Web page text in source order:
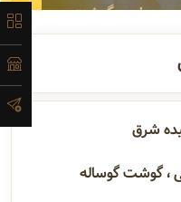
، گوشت
شرق
، گوشت گوساله